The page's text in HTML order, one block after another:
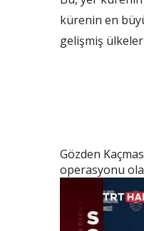
kürenin en
gelişmiş
Gözden
operasyonu